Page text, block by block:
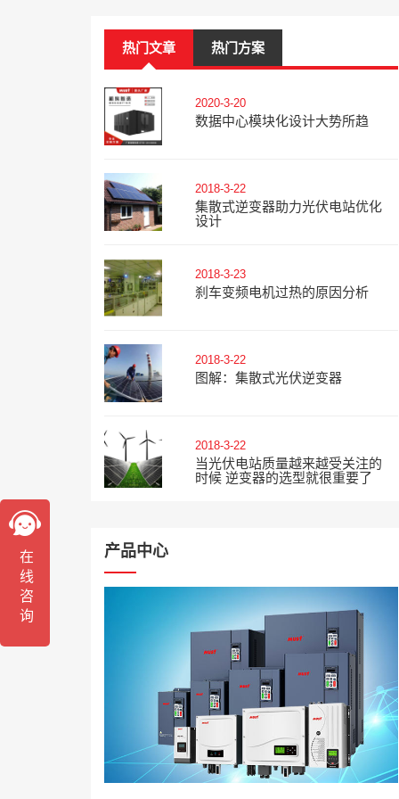
热门文章 热门方案
2020-3-20
数据中心模块化设计大势所趋
2018-3-22
集散式逆变器助力光伏电站优化
设计
2018-3-23
刹车变频电机过热的原因分析
2018-3-22
图解：集散式光伏逆变器
2018-3-22
当光伏电站质量越来越受关注的
时候 逆变器的选型就很重要了
产品中心
在线咨询